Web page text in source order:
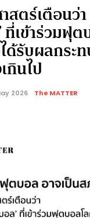
ตร์เตือนว่า
เข้าร่วมฟุ
ด้รับผลกระ
กินไป
2026 The MATTER